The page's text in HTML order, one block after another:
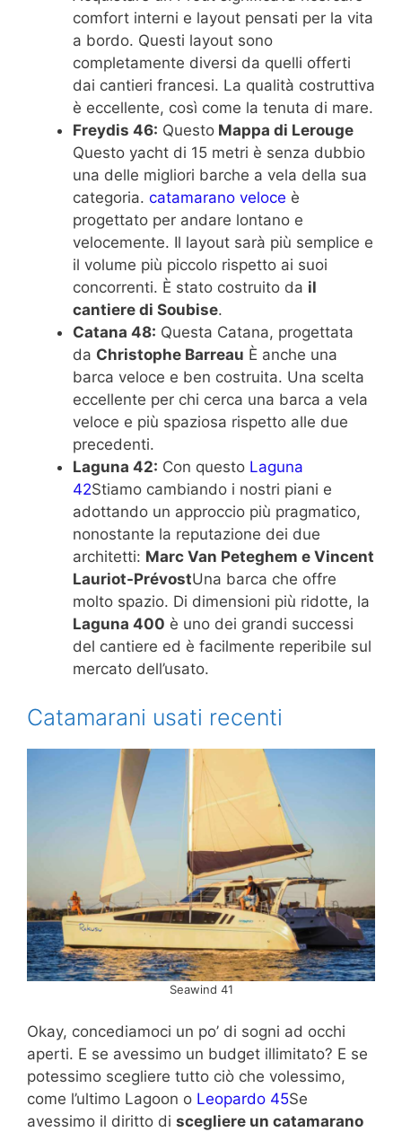
comfort interni e layout pensati per la vita
a bordo. Questi layout sono
completamente diversi da quelli offerti
dai cantieri francesi. La qualità costruttiva
è eccellente, così come la tenuta di mare.
Freydis 46: Questo Mappa di Lerouge
Questo yacht di 15 metri è senza dubbio
una delle migliori barche a vela della sua
categoria. catamarano veloce è
progettato per andare lontano e
velocemente. Il layout sarà più semplice e
il volume più piccolo rispetto ai suoi
concorrenti. È stato costruito da il
cantiere di Soubise.
Catana 48: Questa Catana, progettata
da Christophe Barreau È anche una
barca veloce e ben costruita. Una scelta
eccellente per chi cerca una barca a vela
veloce e più spaziosa rispetto alle due
precedenti.
Laguna 42: Con questo Laguna
42Stiamo cambiando i nostri piani e
adottando un approccio più pragmatico,
nonostante la reputazione dei due
architetti: Marc Van Peteghem e Vincent
Lauriot-PrévostUna barca che offre
molto spazio. Di dimensioni più ridotte, la
Laguna 400 è uno dei grandi successi
del cantiere ed è facilmente reperibile sul
mercato dell’usato.
Catamarani usati recenti
Seawind 41
Okay, concediamoci un po’ di sogni ad occhi
aperti. E se avessimo un budget illimitato? E se
potessimo scegliere tutto ciò che volessimo,
come l’ultimo Lagoon o Leopardo 45Se
avessimo il diritto di scegliere un catamarano